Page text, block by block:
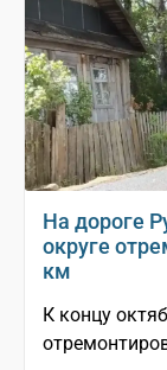
На дороге
округе
км
К концу